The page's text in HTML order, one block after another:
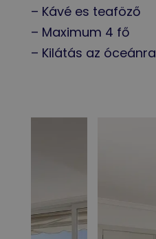
– Kávé es teaföző
– Maximum 4 fő
– Kilátás az óceánra